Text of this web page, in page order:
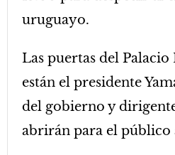
uruguayo.
Las puertas del
están el presidente
del gobierno y
abrirán para el público